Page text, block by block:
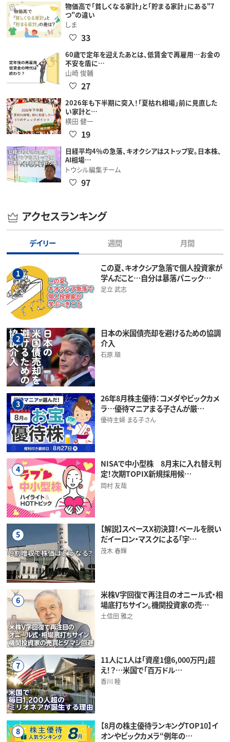
物価高で「貧しくなる家計」と「貯まる家計」にある"7
つ"の違い
しま
33
60歳で定年を迎えたあとは、低賃金で再雇用…お金の
不安を盾に…
山崎 俊輔
27
2026年も下半期に突入！「夏枯れ相場」前に見直した
い家計と…
横田 健一
19
日経平均4％の急落、キオクシアはストップ安。日本株、
AI相場…
トウシル編集チーム
97
アクセスランキング
デイリー 週間 月間
1
この夏、キオクシア急落で個人投資家が
学んだこと…自分は暴落パニック…
足立 武志
2
日本の米国債売却を避けるための協調
介入
石原 順
3
26年8月株主優待：コメダやビックカメ
ラ…優待マニアまる子さんが厳…
優待主婦 まる子さん
4
NISAで中小型株 8月末に入れ替え判
定！次期TOPIX新規採用候…
岡村 友哉
5
【解説】スペースX初決算！ベールを脱い
だイーロン・マスクによる「宇…
茂木 春輝
6
米株V字回復で再注目のオニール式・相
場底打ちサイン。機関投資家の売…
土信田 雅之
7
11人に1人は「資産1億6,000万円」超
え！？…米国で「百万ドル…
香川 睦
8
【8月の株主優待ランキングTOP10】イ
オンやビックカメラ“例年の…